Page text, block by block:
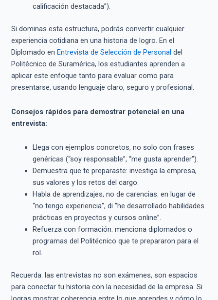
calificación destacada”).
Si dominas esta estructura, podrás convertir cualquier
experiencia cotidiana en una historia de logro. En el
Diplomado en Entrevista de Selección de Personal del
Politécnico de Suramérica, los estudiantes aprenden a
aplicar este enfoque tanto para evaluar como para
presentarse, usando lenguaje claro, seguro y profesional.
Consejos rápidos para demostrar potencial en una
entrevista:
Llega con ejemplos concretos, no solo con frases
genéricas (“soy responsable”, “me gusta aprender”).
Demuestra que te preparaste: investiga la empresa,
sus valores y los retos del cargo.
Habla de aprendizajes, no de carencias: en lugar de
“no tengo experiencia”, di “he desarrollado habilidades
prácticas en proyectos y cursos online”.
Refuerza con formación: menciona diplomados o
programas del Politécnico que te prepararon para el
rol.
Recuerda: las entrevistas no son exámenes, son espacios
para conectar tu historia con la necesidad de la empresa. Si